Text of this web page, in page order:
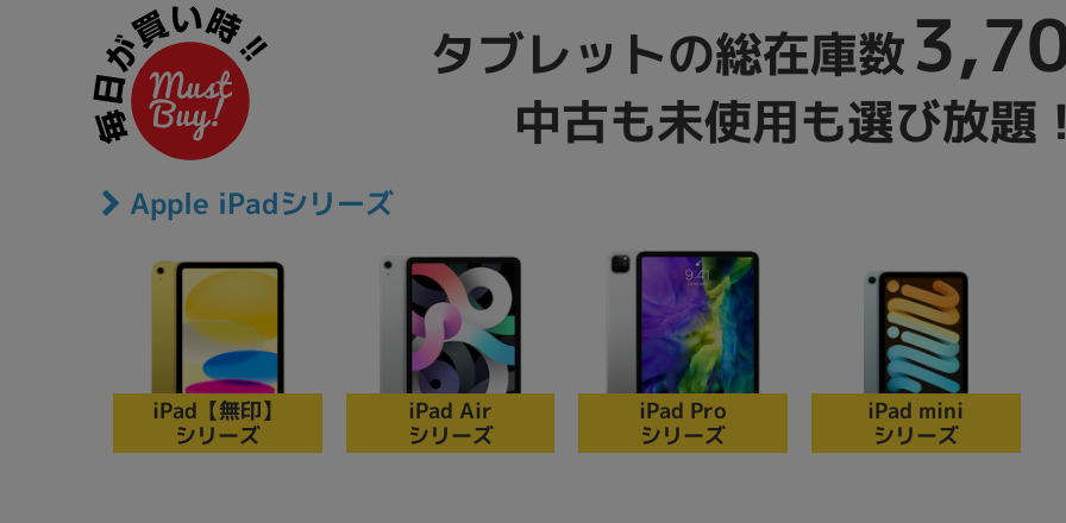
タブレットの総在庫数
中古も未使用も選び放題！
Apple iPadシリーズ
iPad【無印】
シリーズ
iPad Air
シリーズ
iPad Pro
シリーズ
iPad mini
シリーズ
商品シリーズ名・ブランド名の絞り込み。
dynabook LAVIE FMV Thinkpad VAIO
Inspiron macbook
Apple SONY TOSHIBA
BD−R BD-ROM DVD-マルチ
その他
CPU